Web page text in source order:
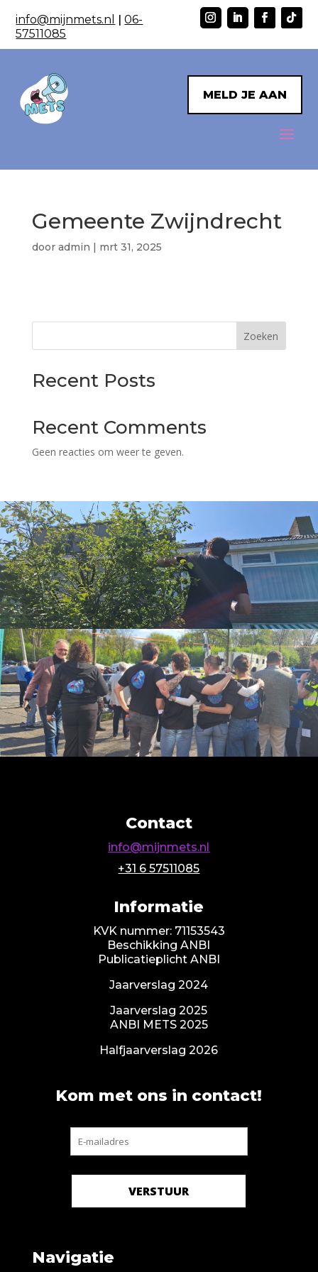
info@mijnmets.nl |06-
57511085
MELD JE AAN
Gemeente Zwijndrecht
door admin mrt 31, 2025
Zoeken
Recent Posts
Recent Comments
Geen reacties om weer te geven.
Contact
info@mijnmets.nl
+31 6 57511085
Informatie
KVK nummer: 71153543
Beschikking ANBI
Publicatieplicht ANBI
Jaarverslag 2024
Jaarverslag 2025
ANBI METS 2025
Halfjaarverslag 2026
Kom met ons in contact!
Navigatie